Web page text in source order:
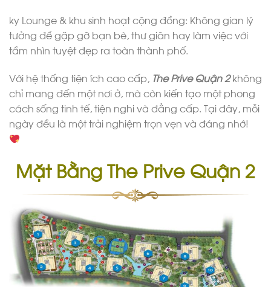
ky Lounge & khu sinh hoạt cộng đồng: Không gian lý
tưởng để gặp gỡ bạn bè, thư giãn hay làm việc với
tầm nhìn tuyệt đẹp ra toàn thành phố.
Với hệ thống tiện ích cao cấp, The Prive Quận 2không
chỉ mang đến một nơi ở, mà còn kiến tạo một phong
cách sống tinh tế, tiện nghi và đẳng cấp. Tại đây, mỗi
ngày đều là một trải nghiệm trọn vẹn và đáng nhớ!
Mặt Bằng The Prive Quận 2